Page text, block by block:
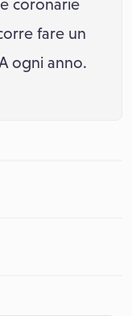
coronarie
fare un
ogni anno.